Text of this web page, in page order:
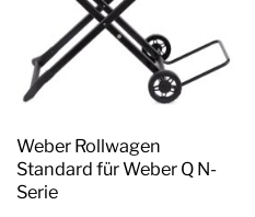
Weber Rollwagen
Standard für Weber Q N-
Serie